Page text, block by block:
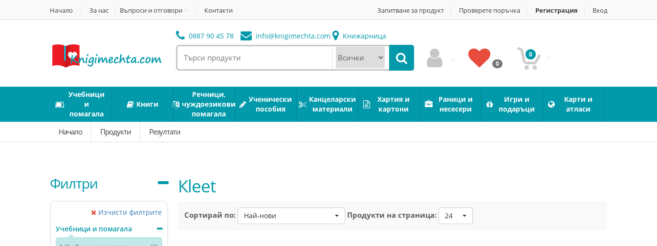
Начало За нас Въпроси и отговори Контакти Запитване за продукт Проверете поръчка Регистрация Вход
0887 90 45 78 info@knigimechta.com Книжарница
0
0
Учебници
и
помагала
Книги
Речници,
чуждоезикови
помагала
Ученически
пособия
Канцеларски
материали
Хартия и
картони
Раници и
несесери
Игри и
подаръци
Карти и
атласи
Начало Продукти Резултати
Филтри
Изчисти филтрите
Учебници и помагала
Кleet
Сортирай по: Най-нови Продукти на страница: 24